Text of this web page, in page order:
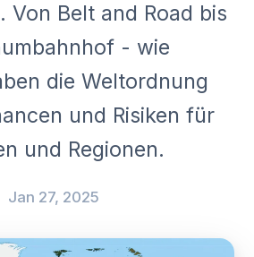
Von Belt and Road bis
- wie
die Weltordnung
und Risiken für
und Regionen.
Jan 27, 2025